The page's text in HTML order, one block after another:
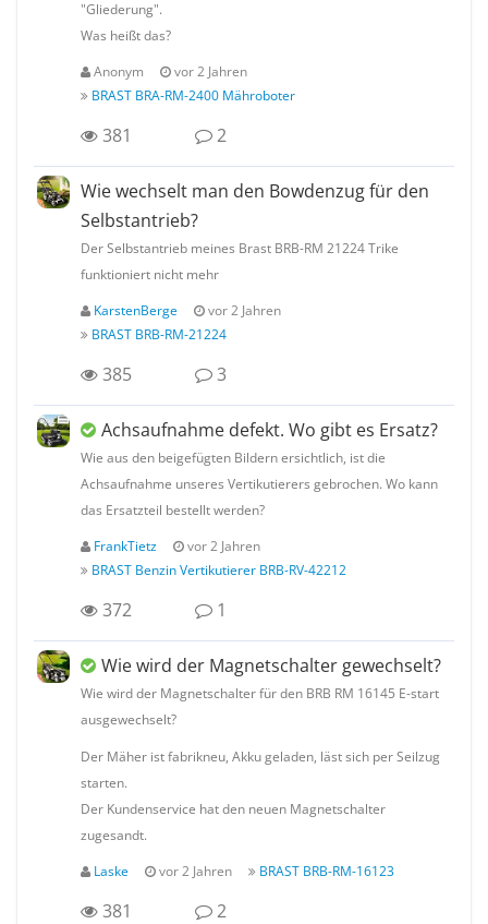
"Gliederung".
Was heißt das?
Anonym
vor 2 Jahren
BRAST BRA-RM-2400 Mähroboter
381 2
Wie wechselt man den Bowdenzug für den
Selbstantrieb?
Der Selbstantrieb meines Brast BRB-RM 21224 Trike
funktioniert nicht mehr
KarstenBerge
vor 2 Jahren
BRAST BRB-RM-21224
385 3
Achsaufnahme defekt. Wo gibt es Ersatz?
Wie aus den beigefügten Bildern ersichtlich, ist die
Achsaufnahme unseres Vertikutierers gebrochen. Wo kann
das Ersatzteil bestellt werden?
FrankTietz
vor 2 Jahren
BRAST Benzin Vertikutierer BRB-RV-42212
372 1
Wie wird der Magnetschalter gewechselt?
Wie wird der Magnetschalter für den BRB RM 16145 E-start
ausgewechselt?
Der Mäher ist fabrikneu, Akku geladen, läst sich per Seilzug
starten.
Der Kundenservice hat den neuen Magnetschalter
zugesandt.
Laske vor 2 Jahren BRAST BRB-RM-16123
381 2